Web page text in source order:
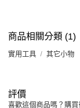
商品相關分類 (1)
實用工具 其它小物
評價
喜歡這個商品嗎？購